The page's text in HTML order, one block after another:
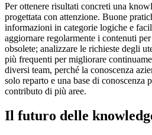
Per ottenere risultati concreti una
progettata con attenzione. Buone
informazioni in categorie logiche e
aggiornare regolarmente i contenuti
obsolete; analizzare le richieste degli
più frequenti per migliorare
diversi team, perché la conoscenza
solo reparto e una base di conoscenza
contributo di più aree.
Il futuro delle